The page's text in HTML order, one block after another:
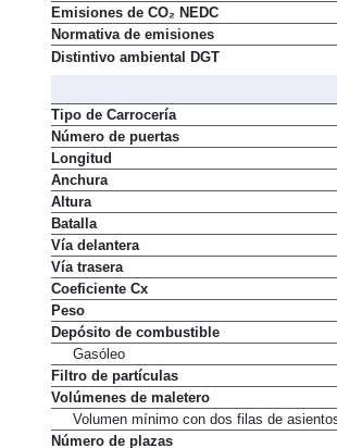
Emisiones de CO₂ NEDC
Normativa de emisiones
Distintivo ambiental DGT
Tipo de Carrocería
Número de puertas
Longitud
Anchura
Altura
Batalla
Vía delantera
Vía trasera
Coeficiente Cx
Peso
Depósito de combustible
Gasóleo
Filtro de partículas
Volúmenes de maletero
Volumen mínimo con dos filas de
Número de plazas